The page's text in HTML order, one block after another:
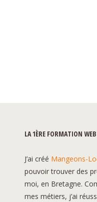
LA 1ÈRE FORMATION
J’ai créé Mangeons-
pouvoir trouver des
moi, en Bretagne.
mes métiers, j’ai